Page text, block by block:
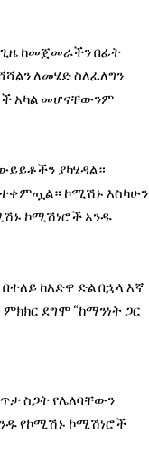
ጊዜ ከመጀመራችን በፊት
ለመሄድ ስለፈለግን
አካል መሆናቸውንም
ያካሄዳል።
ተቀምጧል። ኮሚሽኑ እስካሁን
ኮሚሽነሮች አንዱ
ከአድዋ ድል በኋላ እኛ
ደግሞ “ከማንነት ጋር
ስጋት የሌለባቸውን
የኮሚሽኑ ኮሚሽነሮች